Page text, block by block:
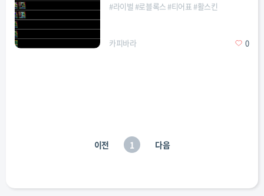
#라이벌 #로블록스#티어표#활스킨
카피바라 0
이전 1 다음